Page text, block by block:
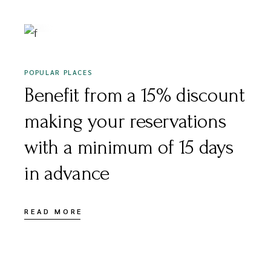
POPULAR PLACES
Benefit from a 15% discount
making your reservations
with a minimum of 15 days
in advance
READ MORE